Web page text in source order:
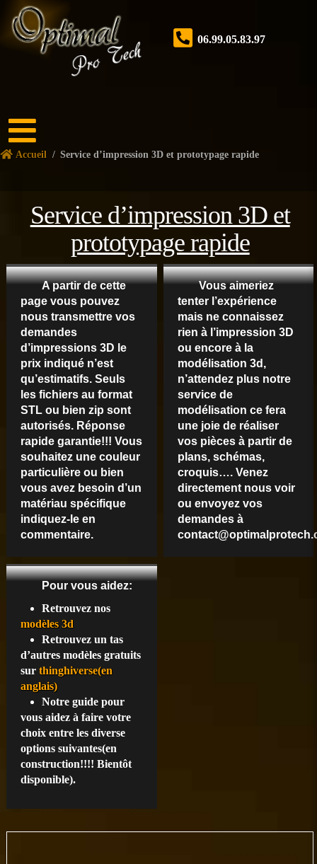
06.99.05.83.97
Accueil
services
Tutoriels
réalisations
Accueil / Service d’impression 3D et prototypage rapide
Service d’impression 3D et
prototypage rapide
A partir de cette
page vous pouvez
nous transmettre vos
demandes
d’impressions 3D le
prix indiqué n’est
qu’estimatifs. Seuls
les fichiers au format
STL ou bien zip sont
autorisés. Réponse
rapide garantie!!! Vous
souhaitez une couleur
particulière ou bien
vous avez besoin d’un
matériau spécifique
indiquez-le en
commentaire.
Vous aimeriez
tenter l’expérience
mais ne connaissez
rien à l’impression 3D
ou encore à la
modélisation 3d,
n’attendez plus notre
service de
modélisation ce fera
une joie de réaliser
vos pièces à partir de
plans, schémas,
croquis…. Venez
directement nous voir
ou envoyez vos
demandes à
Pour vous aidez:
Retrouvez nos
modèles 3d
Retrouvez un tas
d’autres modèles gratuits
surthinghiverse(en
anglais)
Notre guide pour
vous aidez à faire votre
choix entre les diverse
options suivantes(en
construction!!!! Bientôt
disponible).